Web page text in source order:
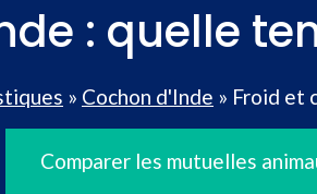
: quelle
» Cochon d'Inde » Froid et
Comparer les mutuelles